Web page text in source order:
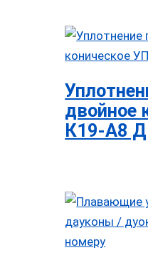
двойное
К19-А8 Д